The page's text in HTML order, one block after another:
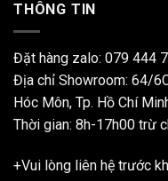
THÔNG TIN
Đặt hàng zalo: 079 444
Địa chỉ Showroom: 64/
Hóc Môn, Tp. Hồ Chí
Thời gian: 8h-17h00 trừ
+Vui lòng liên hệ trước